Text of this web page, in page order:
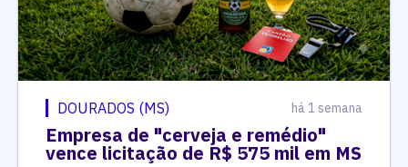
DOURADOS (MS) há 1 semana
Empresa de "cerveja e remédio"
vence licitação de R$ 575 mil em MS